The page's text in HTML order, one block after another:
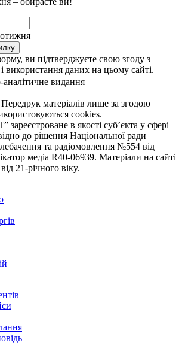
ви підтверджуєте свою згоду з
використання даних на цьому сайті.
видання
матеріалів лише за згодою
cookies.
в якості суб’єкта у сфері
до рішення Національної ради
та радіомовлення №554 від
медіа R40-06939. Матеріали на сайті
21-річного віку.